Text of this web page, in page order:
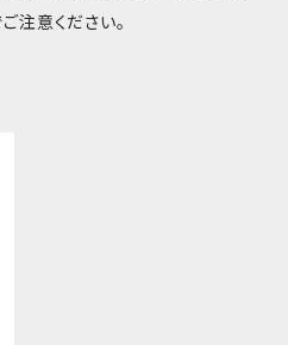
注意ください。